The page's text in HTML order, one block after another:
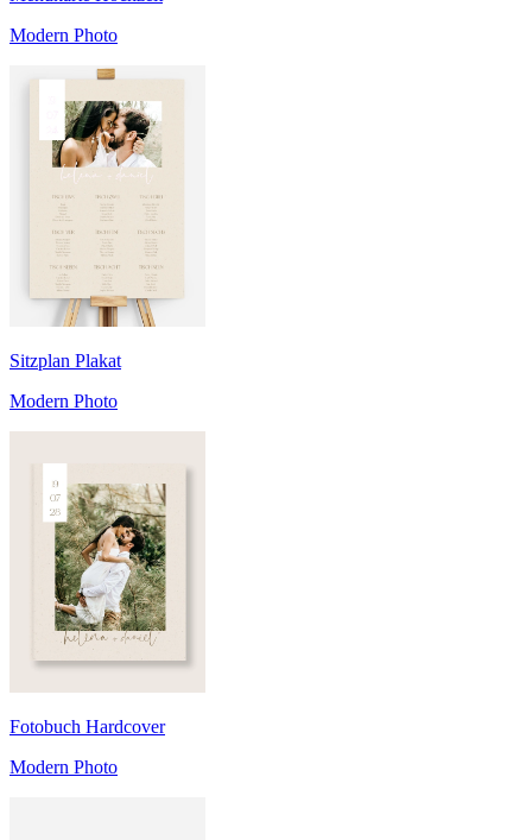
Modern Photo
Sitzplan Plakat
Modern Photo
Fotobuch Hardcover
Modern Photo